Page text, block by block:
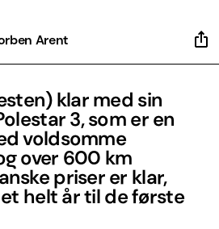
Arent
klar med sin
3, som er en
voldsomme
over 600 km
priser er klar,
helt år til de første